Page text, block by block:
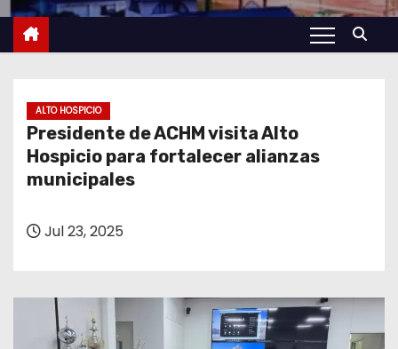
ALTO HOSPICIO
Presidente de ACHM visita Alto
Hospicio para fortalecer alianzas
municipales
Jul 23, 2025